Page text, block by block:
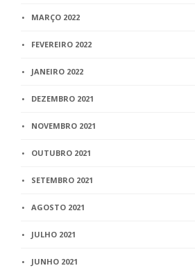
MARÇO 2022
FEVEREIRO 2022
JANEIRO 2022
DEZEMBRO 2021
NOVEMBRO 2021
OUTUBRO 2021
SETEMBRO 2021
AGOSTO 2021
JULHO 2021
JUNHO 2021